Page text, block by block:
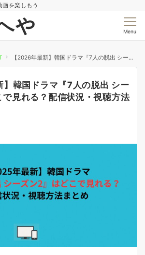
を楽しもう
や Menu
【2026年最新】韓国ドラマ『7人の脱出 シーズン2』はどこで見れる？配信状況・視聴方法まとめ
】韓国ドラマ『7人の脱出 シー
で見れる？配信状況・視聴方法